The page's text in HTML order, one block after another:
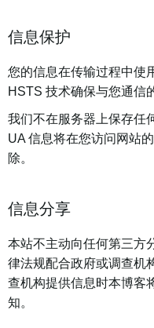
信息保护
您的信息在传输过程中使
HSTS 技术确保与您通信
我们不在服务器上保存任
UA 信息将在您访问网站
除。
信息分享
本站不主动向任何第三方
律法规配合政府或调查机
查机构提供信息时本博客
知。